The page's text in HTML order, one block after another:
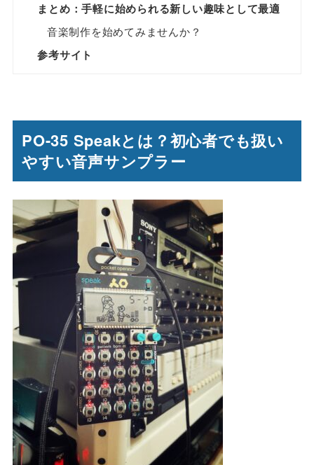
まとめ：手軽に始められる新しい趣味として最適
音楽制作を始めてみませんか？
参考サイト
PO-35 Speakとは？初心者でも扱い
やすい音声サンプラー